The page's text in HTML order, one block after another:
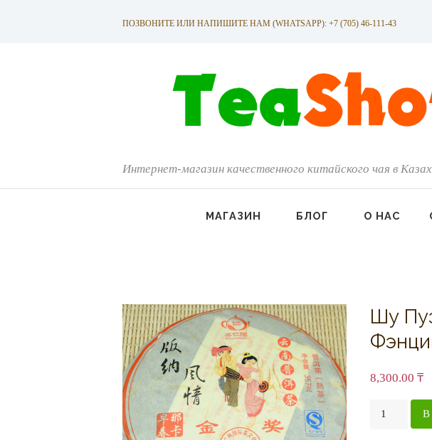
ПОЗВОНИТЕ ИЛИ НАПИШИТЕ НАМ (WHATSAPP): +7 (705) 46-111-43
Интернет-магазин качественного китайского чая в
МАГАЗИН БЛОГ О НАС
Шу
8,300.00₸
Количество
В